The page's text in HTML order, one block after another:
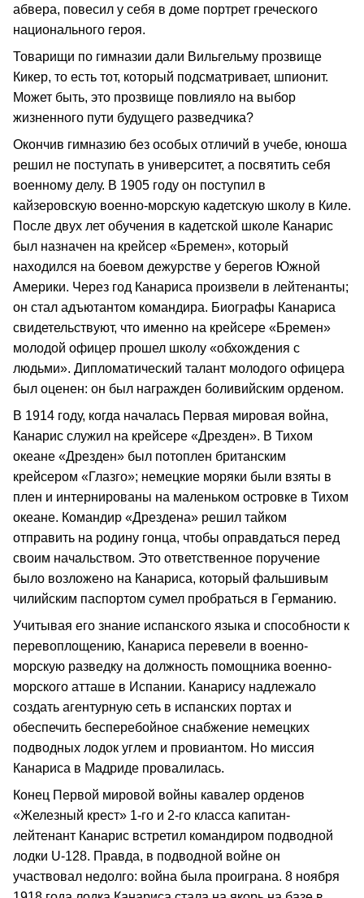
абвера, повесил у себя в доме портрет греческого
национального героя.
Товарищи по гимназии дали Вильгельму прозвище
Кикер, то есть тот, который подсматривает, шпионит.
Может быть, это прозвище повлияло на выбор
жизненного пути будущего разведчика?
Окончив гимназию без особых отличий в учебе, юноша
решил не поступать в университет, а посвятить себя
военному делу. В 1905 году он поступил в
кайзеровскую военно-морскую кадетскую школу в Киле.
После двух лет обучения в кадетской школе Канарис
был назначен на крейсер «Бремен», который
находился на боевом дежурстве у берегов Южной
Америки. Через год Канариса произвели в лейтенанты;
он стал адъютантом командира. Биографы Канариса
свидетельствуют, что именно на крейсере «Бремен»
молодой офицер прошел школу «обхождения с
людьми». Дипломатический талант молодого офицера
был оценен: он был награжден боливийским орденом.
В 1914 году, когда началась Первая мировая война,
Канарис служил на крейсере «Дрезден». В Тихом
океане «Дрезден» был потоплен британским
крейсером «Глазго»; немецкие моряки были взяты в
плен и интернированы на маленьком островке в Тихом
океане. Командир «Дрездена» решил тайком
отправить на родину гонца, чтобы оправдаться перед
своим начальством. Это ответственное поручение
было возложено на Канариса, который фальшивым
чилийским паспортом сумел пробраться в Германию.
Учитывая его знание испанского языка и способности к
перевоплощению, Канариса перевели в военно-
морскую разведку на должность помощника военно-
морского атташе в Испании. Канарису надлежало
создать агентурную сеть в испанских портах и
обеспечить бесперебойное снабжение немецких
подводных лодок углем и провиантом. Но миссия
Канариса в Мадриде провалилась.
Конец Первой мировой войны кавалер орденов
«Железный крест» 1-го и 2-го класса капитан-
лейтенант Канарис встретил командиром подводной
лодки U-128. Правда, в подводной войне он
участвовал недолго: война была проиграна. 8 ноября